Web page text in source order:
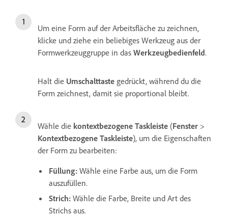
Um eine Form auf der Arbeitsfläche zu zeichnen,
klicke und ziehe ein beliebiges Werkzeug aus der
Formwerkzeuggruppe in das Werkzeugbedienfeld.
Halt die Umschalttaste gedrückt, während du die
Form zeichnest, damit sie proportional bleibt.
Wähle die kontextbezogene Taskleiste (Fenster >
Kontextbezogene Taskleiste), um die Eigenschaften
der Form zu bearbeiten:
Füllung: Wähle eine Farbe aus, um die Form
auszufüllen.
Strich: Wähle die Farbe, Breite und Art des
Strichs aus.